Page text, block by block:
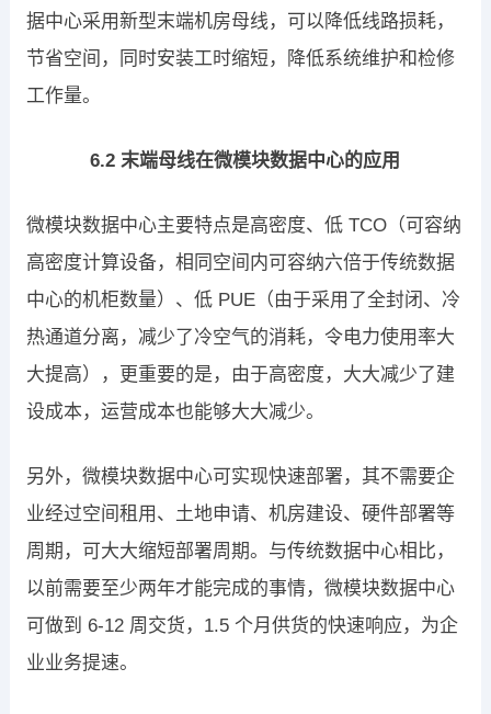
据中心采用新型末端机房母线，可以降低线路损耗，
节省空间，同时安装工时缩短，降低系统维护和检修
工作量。
6.2 末端母线在微模块数据中心的应用
微模块数据中心主要特点是高密度、低 TCO（可容纳
高密度计算设备，相同空间内可容纳六倍于传统数据
中心的机柜数量）、低 PUE（由于采用了全封闭、冷
热通道分离，减少了冷空气的消耗，令电力使用率大
大提高），更重要的是，由于高密度，大大减少了建
设成本，运营成本也能够大大减少。
另外，微模块数据中心可实现快速部署，其不需要企
业经过空间租用、土地申请、机房建设、硬件部署等
周期，可大大缩短部署周期。与传统数据中心相比，
以前需要至少两年才能完成的事情，微模块数据中心
可做到 6-12 周交货，1.5 个月供货的快速响应，为企
业业务提速。